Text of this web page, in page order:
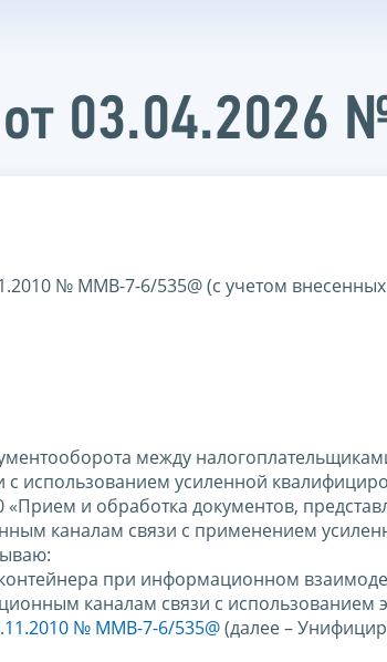
03.04.2026
№ ММВ-7-6/535@ (с учетом
между
использованием усиленной
«Прием и обработка документов,
каналам связи с применением
при информационном
каналам связи с использованием
№ ММВ-7-6/535@(далее –